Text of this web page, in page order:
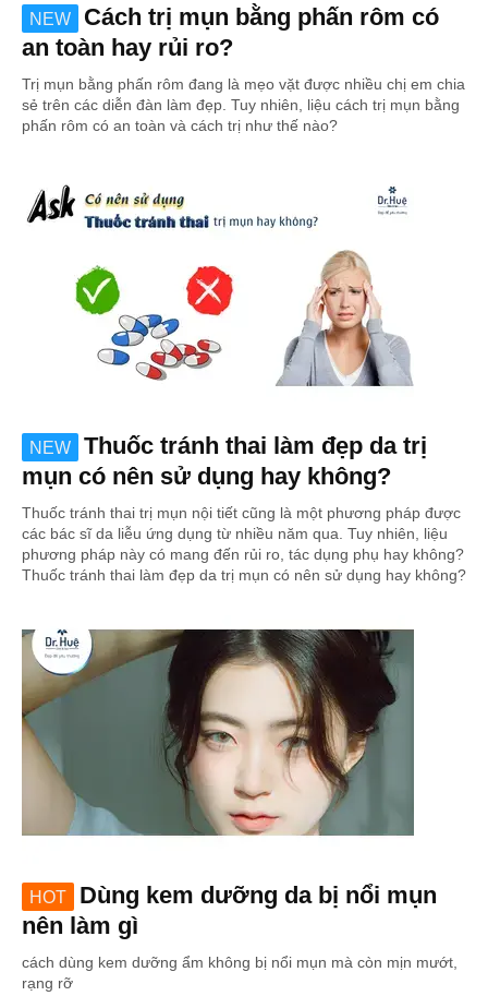
NEW
Cách trị mụn bằng phấn rôm có
an toàn hay rủi ro?
Trị mụn bằng phấn rôm đang là mẹo vặt được nhiều chị em chia
sẻ trên các diễn đàn làm đẹp. Tuy nhiên, liệu cách trị mụn bằng
phấn rôm có an toàn và cách trị như thế nào?
NEW
Thuốc tránh thai làm đẹp da trị
mụn có nên sử dụng hay không?
Thuốc tránh thai trị mụn nội tiết cũng là một phương pháp được
các bác sĩ da liễu ứng dụng từ nhiều năm qua. Tuy nhiên, liệu
phương pháp này có mang đến rủi ro, tác dụng phụ hay không?
Thuốc tránh thai làm đẹp da trị mụn có nên sử dụng hay không?
HOT
Dùng kem dưỡng da bị nổi mụn
nên làm gì
cách dùng kem dưỡng ẩm không bị nổi mụn mà còn mịn mướt,
rạng rỡ